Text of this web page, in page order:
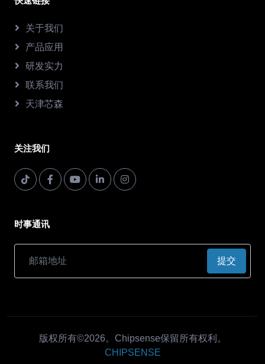
关于我们
产品应用
研发实力
联系我们
天津芯森
关注我们
时事通讯
提交
版权所有©2026。Chipsense保留所有权利。
CHIPSENSE